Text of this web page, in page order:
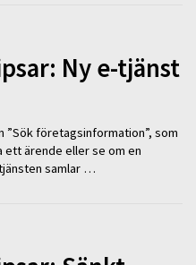
Ny e-tjänst
företagsinformation”, som
ärende eller se om en
samlar …